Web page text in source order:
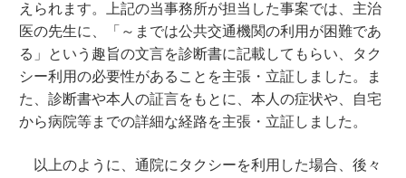
えられます。上記の当事務所が担当した事案では、主治
医の先生に、「～までは公共交通機関の利用が困難であ
る」という趣旨の文言を診断書に記載してもらい、タク
シー利用の必要性があることを主張・立証しました。ま
た、診断書や本人の証言をもとに、本人の症状や、自宅
から病院等までの詳細な経路を主張・立証しました。
以上のように、通院にタクシーを利用した場合、後々